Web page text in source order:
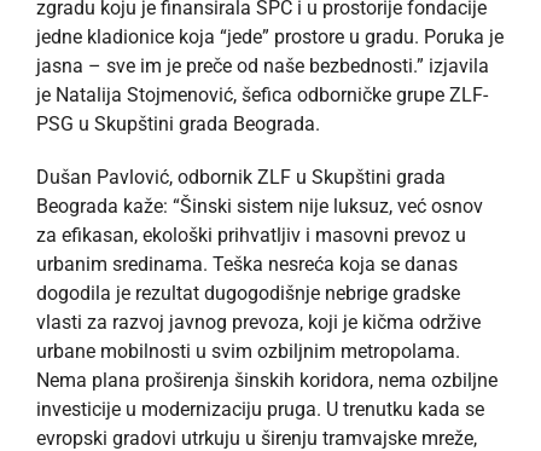
zgradu koju je finansirala SPC i u prostorije fondacije
jedne kladionice koja “jede” prostore u gradu. Poruka je
jasna – sve im je preče od naše bezbednosti.” izjavila
je Natalija Stojmenović, šefica odborničke grupe ZLF-
PSG u Skupštini grada Beograda.
Dušan Pavlović, odbornik ZLF u Skupštini grada
Beograda kaže: “Šinski sistem nije luksuz, već osnov
za efikasan, ekološki prihvatljiv i masovni prevoz u
urbanim sredinama. Teška nesreća koja se danas
dogodila je rezultat dugogodišnje nebrige gradske
vlasti za razvoj javnog prevoza, koji je kičma održive
urbane mobilnosti u svim ozbiljnim metropolama.
Nema plana proširenja šinskih koridora, nema ozbiljne
investicije u modernizaciju pruga. U trenutku kada se
evropski gradovi utrkuju u širenju tramvajske mreže,